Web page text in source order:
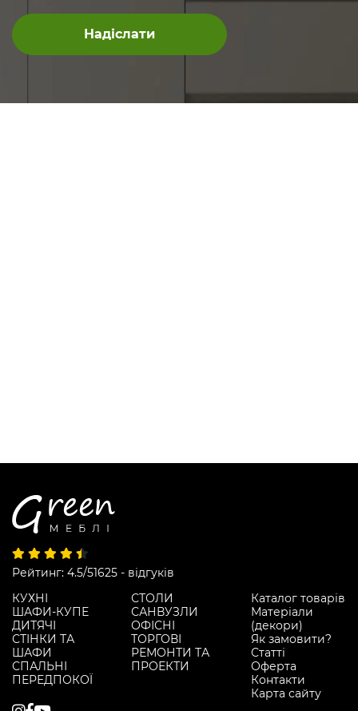
Рейтинг: 4.5/51625 - відгуків
КУХНІ
ШАФИ-КУПЕ
ДИТЯЧІ
СТІНКИ ТА
ШАФИ
СПАЛЬНІ
ПЕРЕДПОКОЇ
СТОЛИ
САНВУЗЛИ
ОФІСНІ
ТОРГОВІ
РЕМОНТИ ТА
ПРОЕКТИ
Каталог товарів
Матеріали
(декори)
Як замовити?
Статті
Оферта
Контакти
Карта сайту